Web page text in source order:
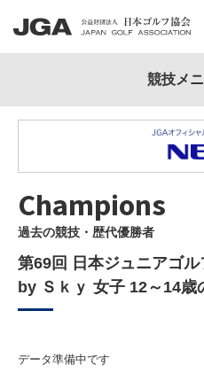
Champions
過去の競技・歴代優勝者
第69回 日本ジュニアゴ
by Ｓｋｙ 女子 12～14歳
データ準備中です
競技メ